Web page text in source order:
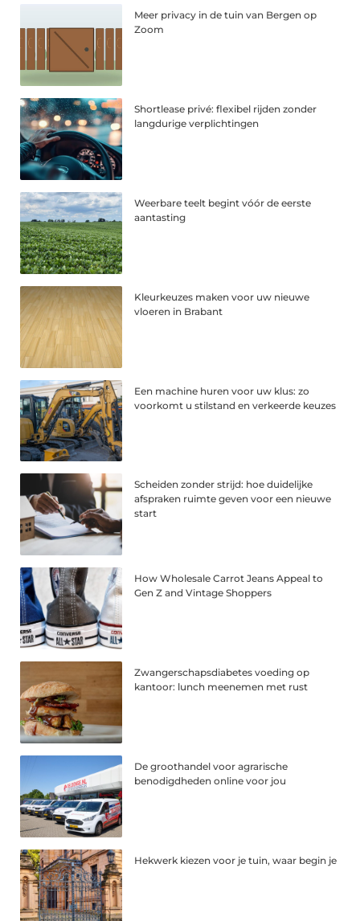
Meer privacy in de tuin van Bergen op
Zoom
Shortlease privé: flexibel rijden zonder
langdurige verplichtingen
Weerbare teelt begint vóór de eerste
aantasting
Kleurkeuzes maken voor uw nieuwe
vloeren in Brabant
Een machine huren voor uw klus: zo
voorkomt u stilstand en verkeerde keuzes
Scheiden zonder strijd: hoe duidelijke
afspraken ruimte geven voor een nieuwe
start
How Wholesale Carrot Jeans Appeal to
Gen Z and Vintage Shoppers
Zwangerschapsdiabetes voeding op
kantoor: lunch meenemen met rust
De groothandel voor agrarische
benodigdheden online voor jou
Hekwerk kiezen voor je tuin, waar begin je